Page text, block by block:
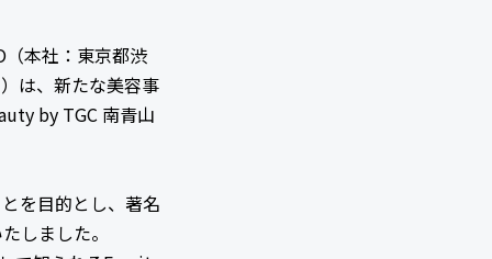
本社：東京都渋
は、新たな美容事
by TGC 南青山
を目的とし、著名
しました。